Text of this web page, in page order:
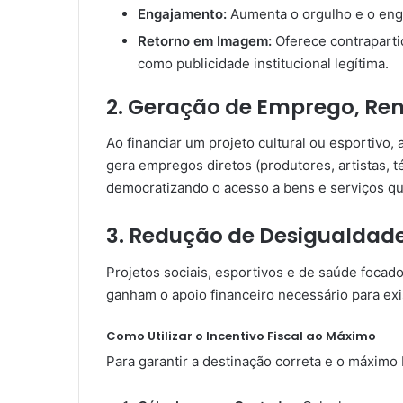
Engajamento: Aumenta o orgulho e o
Retorno em Imagem: Oferece
como publicidade institucional legítima.
2. Geração de Emprego,
Ao financiar um projeto cultural ou esportivo,
gera empregos diretos (produtores, artistas,
democratizando o acesso a bens e serviços
3. Redução de
Projetos sociais, esportivos e de saúde
ganham o apoio financeiro necessário para
Como Utilizar o Incentivo Fiscal ao Máximo
Para garantir a destinação correta e o